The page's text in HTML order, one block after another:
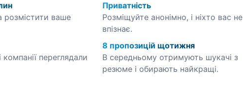
ваше
Приватність
Розміщуйте анонімно, і ніхто вас не
впізнає.
компанії переглядали
8 пропозицій щотижня
В середньому отримують шукачі з
резюме і обирають найкращі.